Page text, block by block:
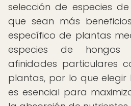
selección de especies
que sean más
específico de plantas
especies de hongos
afinidades particulares
plantas, por lo que
es esencial para